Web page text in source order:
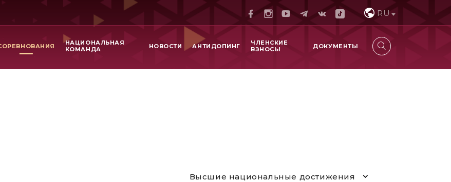
RU
НАЦИОНАЛЬНАЯ
КОМАНДА
НОВОСТИ АНТИДОПИНГ
ЧЛЕНСКИЕ
ВЗНОСЫ
ДОКУМЕНТЫ
Высшие национальные достижения